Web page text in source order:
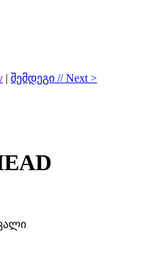
| შემდეგი // Next >